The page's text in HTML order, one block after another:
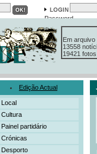
Password
13558
19421 fotos
385 edições
Edição Actual
Local
Cultura
Painel partidário
Crónicas
Desporto